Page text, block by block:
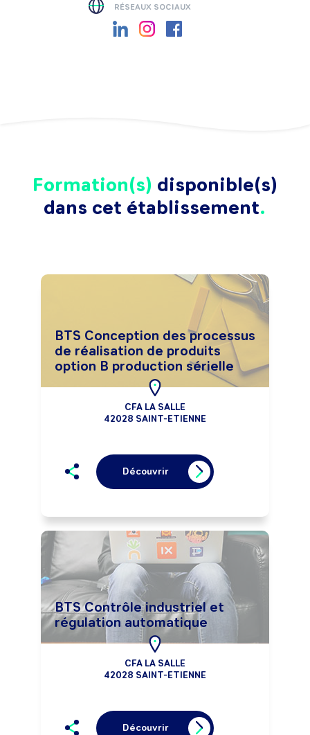
RÉSEAUX SOCIAUX
Formation(s) disponible(s)
dans cet établissement
BTS Conception des processus
de réalisation de produits
option B production sérielle
CFA LA SALLE
42028 SAINT-ETIENNE
Découvrir
BTS Contrôle industriel et
régulation automatique
CFA LA SALLE
42028 SAINT-ETIENNE
Découvrir